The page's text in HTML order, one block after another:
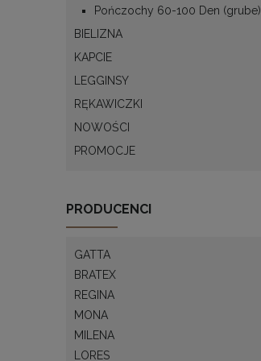
Pończochy 60-100 Den (grube)
BIELIZNA
KAPCIE
LEGGINSY
RĘKAWICZKI
NOWOŚCI
PROMOCJE
PRODUCENCI
GATTA
BRATEX
REGINA
MONA
MILENA
LORES